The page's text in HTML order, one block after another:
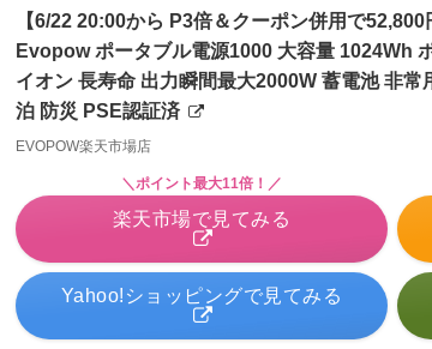
【6/22 20:00から P3倍＆クーポン併用で
Evopow ポータブル電源1000 大容量 1024Wh
イオン 長寿命 出力瞬間最大2000W 蓄電池 非
泊 防災 PSE認証済
EVOPOW楽天市場店
＼ポイント最大11倍！／
楽天市場で見てみる
Yahoo!ショッピングで見てみる